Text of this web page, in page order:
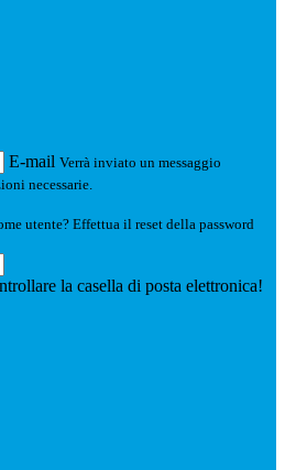
E-mail Verrà inviato un messaggio
necessarie.
utente? Effettua il reset della password
la casella di posta elettronica!